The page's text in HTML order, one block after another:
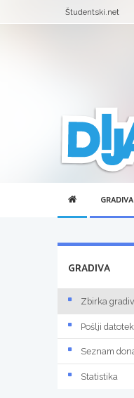
Študentski.net
GRADIVA
GRADIVA
Zbirka gradiv
Pošlji
Seznam
Statistika